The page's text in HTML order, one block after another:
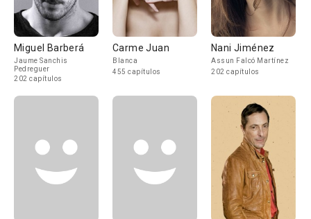
Miguel Barberá
Jaume Sanchis
Pedreguer
202 capítulos
Carme Juan
Blanca
455 capítulos
Nani Jiménez
Assun Falcó Martínez
202 capítulos